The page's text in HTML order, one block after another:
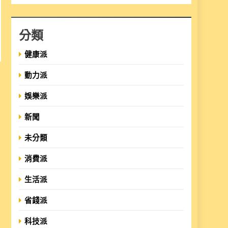
分類
健康派
動力派
娛樂派
新聞
未分類
消費派
生活派
省錢派
科技派